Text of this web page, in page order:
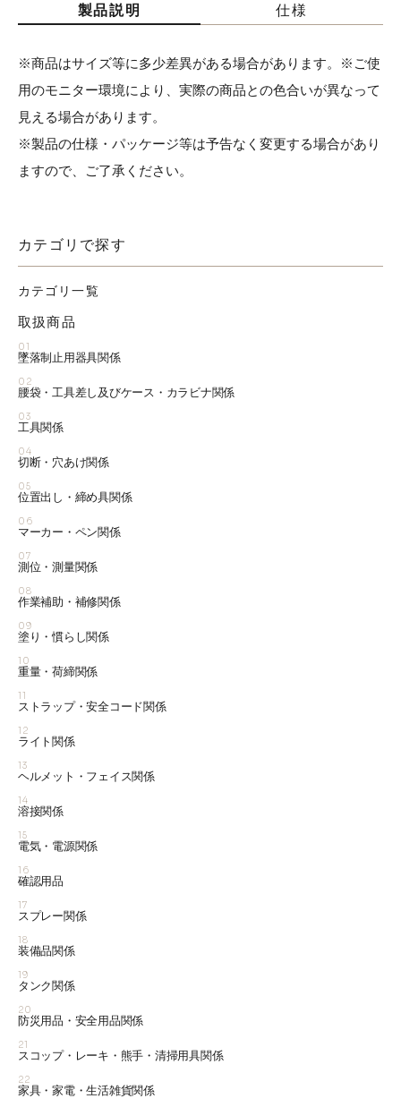
製品説明 仕様
※商品はサイズ等に多少差異がある場合があります。※ご使
用のモニター環境により、実際の商品との色合いが異なって
見える場合があります。
※製品の仕様・パッケージ等は予告なく変更する場合があり
ますので、ご了承ください。
カテゴリで探す
カテゴリ一覧
取扱商品
01
墜落制止用器具関係
02
腰袋・工具差し及びケース・カラビナ関係
03
工具関係
04
切断・穴あけ関係
05
位置出し・締め具関係
06
マーカー・ペン関係
07
測位・測量関係
08
作業補助・補修関係
09
塗り・慣らし関係
10
重量・荷締関係
11
ストラップ・安全コード関係
12
ライト関係
13
ヘルメット・フェイス関係
14
溶接関係
15
電気・電源関係
16
確認用品
17
スプレー関係
18
装備品関係
19
タンク関係
20
防災用品・安全用品関係
21
スコップ・レーキ・熊手・清掃用具関係
22
家具・家電・生活雑貨関係